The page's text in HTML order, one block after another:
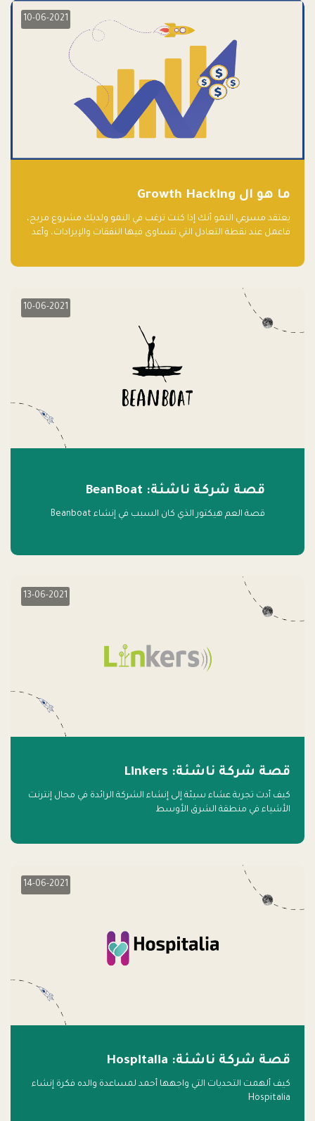
10-06-2021
ما هو ال Growth Hacking
يعتقد مسرعي النمو أنك إذا كنت ترغب في النمو ولديك مشروع مربح،
فاعمل عند نقطة التعادل التي تتساوى فيها النفقات والإيرادات، وأعد
10-06-2021
قصة شركة ناشئة: BeanBoat
قصة العم هيكتور الذي كان السبب في إنشاء Beanboat
13-06-2021
قصة شركة ناشئة: Linkers
كيف أدت تجربة عشاء سيئة إلى إنشاء الشركة الرائدة في مجال إنترنت
الأشياء في منطقة الشرق الأوسط
14-06-2021
قصة شركة ناشئة: Hospitalia
كيف ألهمت التحديات التي واجهها أحمد لمساعدة والده فكرة إنشاء
Hospitalia